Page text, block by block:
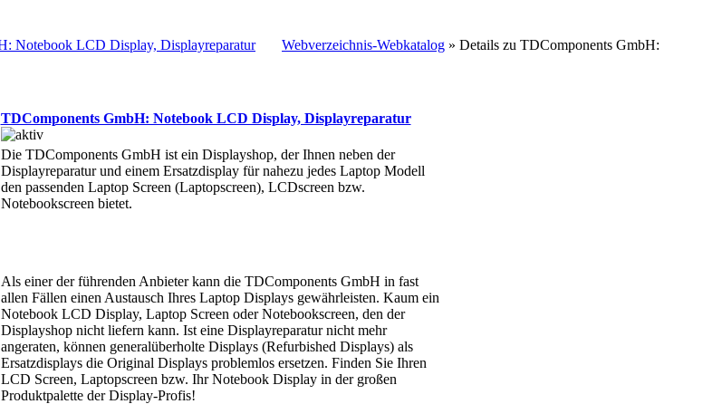
Webverzeichnis-Webkatalog » Details zu TDComponents GmbH:
TDComponents GmbH: Notebook LCD Display, Displayreparatur
Die TDComponents GmbH ist ein Displayshop, der Ihnen neben der
Displayreparatur und einem Ersatzdisplay für nahezu jedes Laptop Modell
den passenden Laptop Screen (Laptopscreen), LCDscreen bzw.
Notebookscreen bietet.
Als einer der führenden Anbieter kann die TDComponents GmbH in fast
allen Fällen einen Austausch Ihres Laptop Displays gewährleisten. Kaum ein
Notebook LCD Display, Laptop Screen oder Notebookscreen, den der
Displayshop nicht liefern kann. Ist eine Displayreparatur nicht mehr
angeraten, können generalüberholte Displays (Refurbished Displays) als
Ersatzdisplays die Original Displays problemlos ersetzen. Finden Sie Ihren
LCD Screen, Laptopscreen bzw. Ihr Notebook Display in der großen
Produktpalette der Display-Profis!